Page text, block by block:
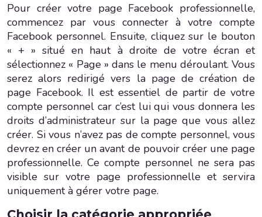
Pour créer votre page Facebook professionnelle,
commencez par vous connecter à votre compte
Facebook personnel. Ensuite, cliquez sur le bouton
« + » situé en haut à droite de votre écran et
sélectionnez « Page » dans le menu déroulant. Vous
serez alors redirigé vers la page de création de
page Facebook. Il est essentiel de partir de votre
compte personnel car c’est lui qui vous donnera les
droits d’administrateur sur la page que vous allez
créer. Si vous n’avez pas de compte personnel, vous
devrez en créer un avant de pouvoir créer une page
professionnelle. Ce compte personnel ne sera pas
visible sur votre page professionnelle et servira
uniquement à gérer votre page.